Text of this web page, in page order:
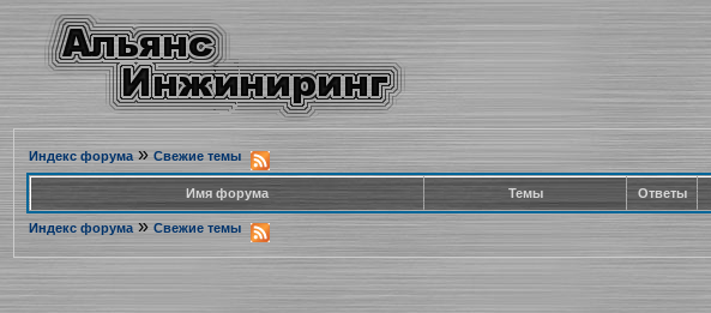
Индекс форума» Свежие темы
Имя форума Темы Ответы
Индекс форума » Свежие темы